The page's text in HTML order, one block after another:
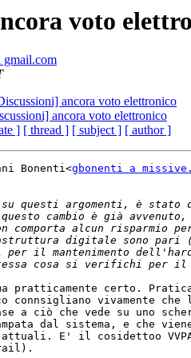
voto
gmail.com
ancora voto elettronico
ancora voto elettronico
] [ thread ] [ subject ] [ author ]
Bonenti<gbonenti a
pratticamente certo.
connsigliano vivamente
a ciò che vede su uno
dal sistema, e che
attuali. E' il cosidettoo